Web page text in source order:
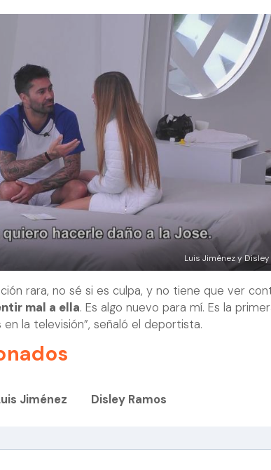
Luis Jiménez y
rara, no sé si es culpa, y no tiene que ver
mal a ella. Es algo nuevo para mí. Es la
la televisión”, señaló el deportista.
Jiménez Disley Ramos